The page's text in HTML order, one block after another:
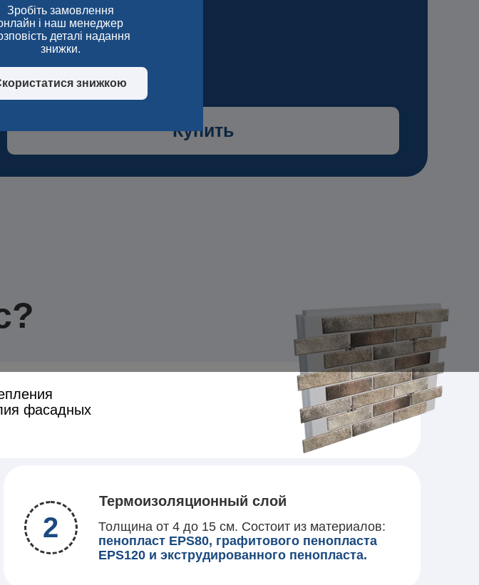
Купить
Цена от 1100 грн/
м²
Термоизоляционный слой
2
Толщина от 4 до 15 см. Состоит из материалов:
пенопласт EPS80, графитового пенопласта
EPS120 и экструдированного пенопласта.
фасадных
знижкою
Зробіть замовлення
і наш менеджер
деталі надання
знижки.